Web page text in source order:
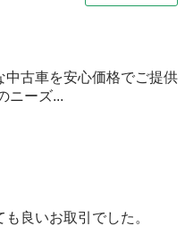
古車を安心価格でご提供
ニーズ...
良いお取引でした。